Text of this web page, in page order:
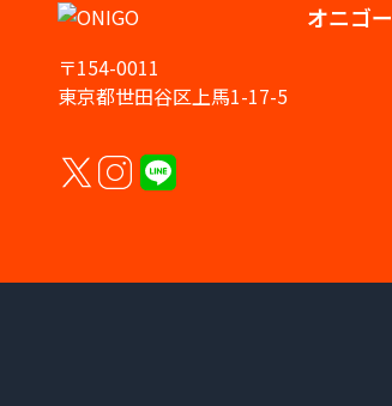
オニゴー
〒154-0011
東京都世田谷区上馬1-17-5